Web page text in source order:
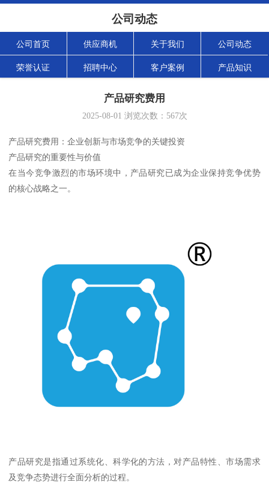
公司动态
公司首页 供应商机 关于我们 公司动态
荣誉认证 招聘中心 客户案例 产品知识
产品研究费用
2025-08-01 浏览次数： 567次
产品研究费用：企业创新与市场竞争的关键投资
产品研究的重要性与价值
在当今竞争激烈的市场环境中，产品研究已成为企业保持竞争优势
的核心战略之一。
产品研究是指通过系统化、科学化的方法，对产品特性、市场需求
及竞争态势进行全面分析的过程。